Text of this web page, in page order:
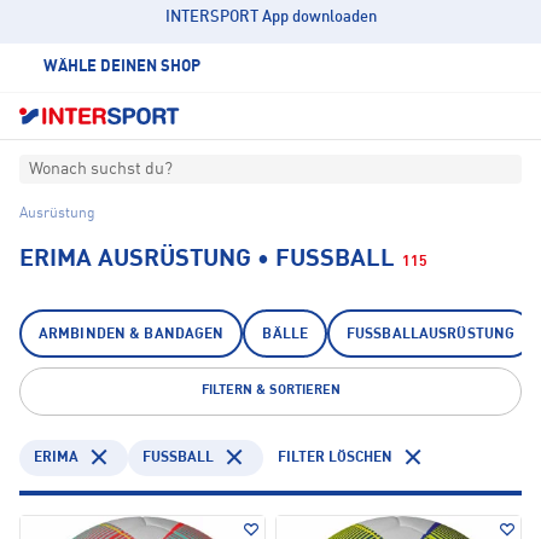
INTERSPORT App downloaden
WÄHLE DEINEN SHOP
Wonach suchst du?
Ausrüstung
ERIMA AUSRÜSTUNG • FUSSBALL 115
ARMBINDEN & BANDAGEN BÄLLE FUSSBALLAUSRÜSTUNG
FILTERN & SORTIEREN
ERIMA FUSSBALL FILTER LÖSCHEN